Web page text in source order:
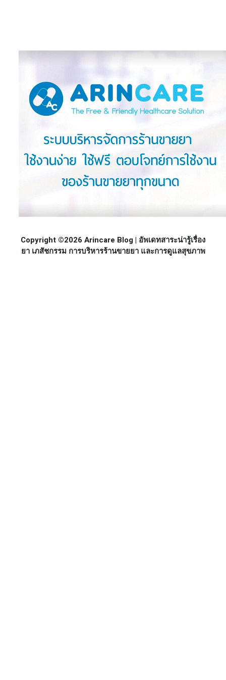
Copyright ©2026 Arincare Blog | อัพเดทสาระน่ารู้เรื่อง
ยา เภสัชกรรม การบริหารร้านขายยา และการดูแลสุขภาพ